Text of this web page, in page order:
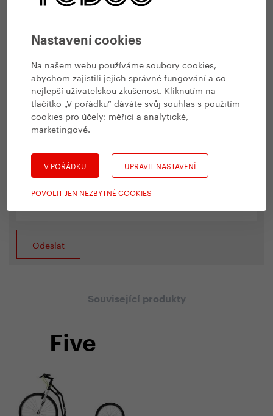
Nastavení cookies
Na našem webu používáme soubory cookies,
abychom zajistili jejich správné fungování a co
nejlepší uživatelskou zkušenost. Kliknutím na
tlačítko „V pořádku“ dáváte svůj souhlas s použitím
cookies pro účely: měřicí a analytické,
marketingové.
V POŘÁDKU UPRAVIT NASTAVENÍ
POVOLIT JEN NEZBYTNÉ COOKIES
Malé obtěžování kvůli spamu: Prosíme, přepište do
Související produkty
Five